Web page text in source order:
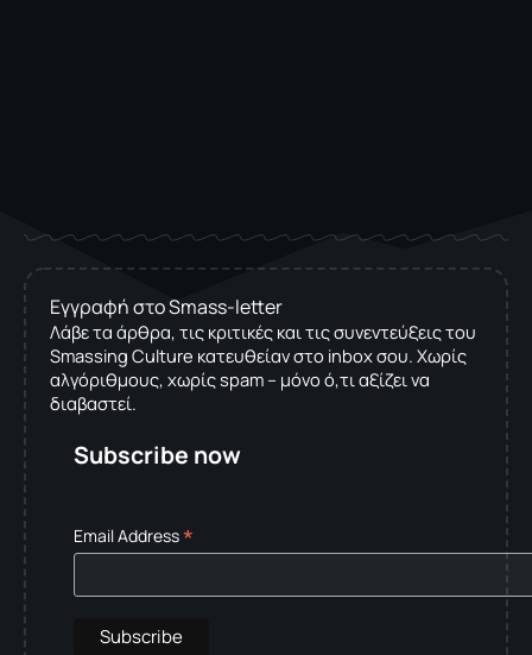
Εγγραφή στο Smass-letter
Λάβε τα άρθρα, τις κριτικές και τις συνεντεύξεις του
Smassing Culture κατευθείαν στο inbox σου. Χωρίς
αλγόριθμους, χωρίς spam – μόνο ό,τι αξίζει να
διαβαστεί.
Subscribe now
Email Address*